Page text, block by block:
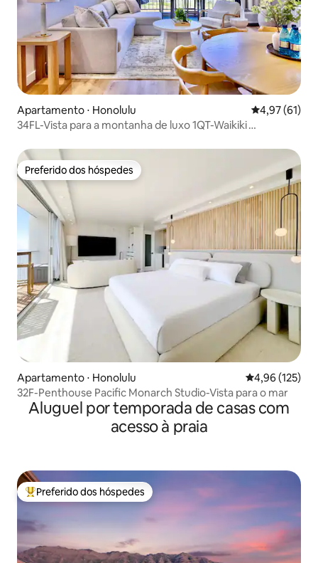
Apartamento ⋅ Honolulu 4,97 de uma
4,97 (61)
34FL-Vista para a montanha de luxo 1QT-Waikiki
Preferido dos hóspedes
Preferido dos hóspedes
Apartamento ⋅ Honolulu 4,96 de uma
4,96 (125)
32F-Penthouse Pacific Monarch Studio-Vista para o mar
Aluguel por temporada de casas com
acesso à praia
Entre os melhores preferidos dos hóspedes
Preferido dos hóspedes